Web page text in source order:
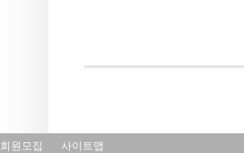
회원모집 사이트맵